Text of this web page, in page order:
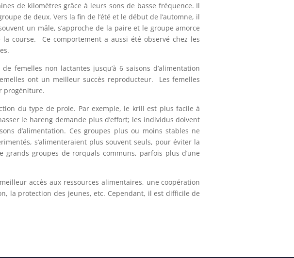
de kilomètres grâce à leurs sons de basse fréquence. Il
de deux. Vers la fin de l’été et le début de l’automne, il
un mâle, s’approche de la paire et le groupe amorce
course. Ce comportement a aussi été observé chez les
femelles non lactantes jusqu’à 6 saisons d’alimentation
ont un meilleur succès reproducteur. Les femelles
progéniture.
du type de proie. Par exemple, le krill est plus facile à
le hareng demande plus d’effort; les individus doivent
d’alimentation. Ces groupes plus ou moins stables ne
s’alimenteraient plus souvent seuls, pour éviter la
groupes de rorquals communs, parfois plus d’une
accès aux ressources alimentaires, une coopération
la protection des jeunes, etc. Cependant, il est difficile de